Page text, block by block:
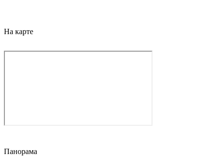
На карте
Панорама